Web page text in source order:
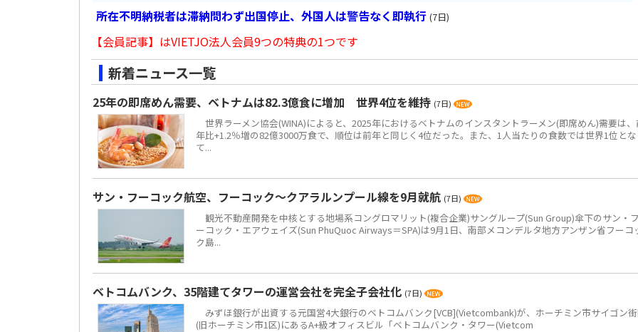
所在不明納税者は滞納問わず出国停止、外国人は警告なく即執行 (7日)
【会員記事】はVIETJO法人会員9つの特典の1つです
新着ニュース一覧
25年の即席めん需要、ベトナムは82.3億食に増加 世界4位を維持 (7日)
世界ラーメン協会(WINA)によると、2025年におけるベトナムのインスタントラーメン(即席めん)需要は
年比+1.2％増の82億3000万食で、順位は前年と同じく4位だった。また、1人当たりの食数では世界1位と
て...
サン・フーコック航空、フーコック～クアラルンプール線を9月就航 (7日)
観光不動産開発を中核とする地場系コングロマリット(複合企業)サングループ(Sun Group)傘下のサン・
ーコック・エアウェイズ(Sun PhuQuoc Airways＝SPA)は9月1日、南部メコンデルタ地方アンザン省フーコ
ク島...
ベトコムバンク、35階建てタワーの運営会社を完全子会社化 (7日)
みずほ銀行が出資する元国営4大銀行のベトコムバンク[VCB](Vietcombank)が、ホーチミン市サイゴン
(旧ホーチミン市1区)にあるA+級オフィスビル「ベトコムバンク・タワー(Vietcom